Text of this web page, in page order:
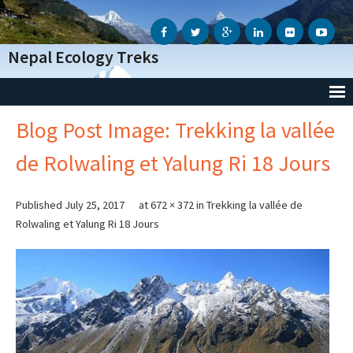
Nepal Ecology Treks
Accueil
L’Agence
- Notre Agence
- Avis des voyageurs
- Informations Génèrales
Blog Post Image: Trekking la vallée
de Rolwaling et Yalung Ri 18 Jours
Published July 25, 2017 at672 × 372in Trekking la vallée de
Rolwaling et Yalung Ri 18 Jours